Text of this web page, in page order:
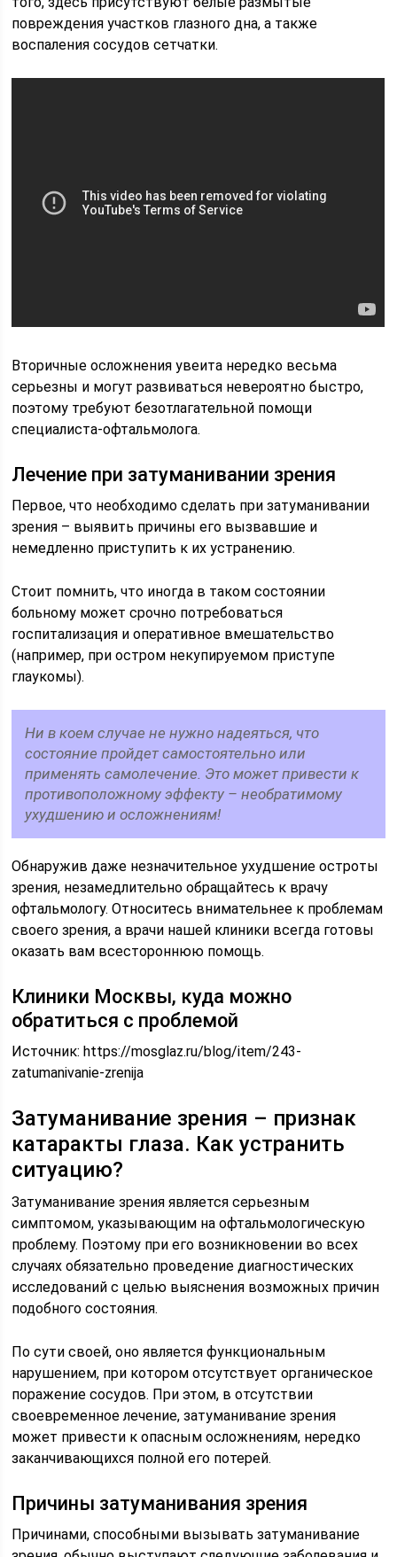
повреждения участков глазного дна, а также
воспаления сосудов сетчатки.
Вторичные осложнения увеита нередко весьма
серьезны и могут развиваться невероятно быстро,
поэтому требуют безотлагательной помощи
специалиста-офтальмолога.
Лечение при затуманивании зрения
Первое, что необходимо сделать при затуманивании
зрения – выявить причины его вызвавшие и
немедленно приступить к их устранению.
Стоит помнить, что иногда в таком состоянии
больному может срочно потребоваться
госпитализация и оперативное вмешательство
(например, при остром некупируемом приступе
глаукомы).
Ни в коем случае не нужно надеяться, что
состояние пройдет самостоятельно или
применять самолечение. Это может привести к
противоположному эффекту – необратимому
ухудшению и осложнениям!
Обнаружив даже незначительное ухудшение остроты
зрения, незамедлительно обращайтесь к врачу
офтальмологу. Относитесь внимательнее к проблемам
своего зрения, а врачи нашей клиники всегда готовы
оказать вам всестороннюю помощь.
Клиники Москвы, куда можно
обратиться с проблемой
Источник:https://mosglaz.ru/blog/item/243-
zatumanivanie-zrenija
Затуманивание зрения – признак
катаракты глаза. Как устранить
ситуацию?
Затуманивание зрения является серьезным
симптомом, указывающим на офтальмологическую
проблему. Поэтому при его возникновении во всех
случаях обязательно проведение диагностических
исследований с целью выяснения возможных причин
подобного состояния.
По сути своей, оно является функциональным
нарушением, при котором отсутствует органическое
поражение сосудов. При этом, в отсутствии
своевременное лечение, затуманивание зрения
может привести к опасным осложнениям, нередко
заканчивающихся полной его потерей.
Причины затуманивания зрения
Причинами, способными вызывать затуманивание